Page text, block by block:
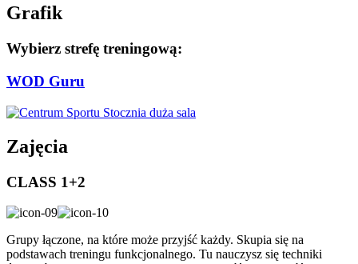
Grafik
Wybierz strefę treningową:
WOD Guru
Zajęcia
CLASS 1+2
Grupy łączone, na które może przyjść każdy. Skupia się na
podstawach treningu funkcjonalnego. Tu nauczysz się techniki